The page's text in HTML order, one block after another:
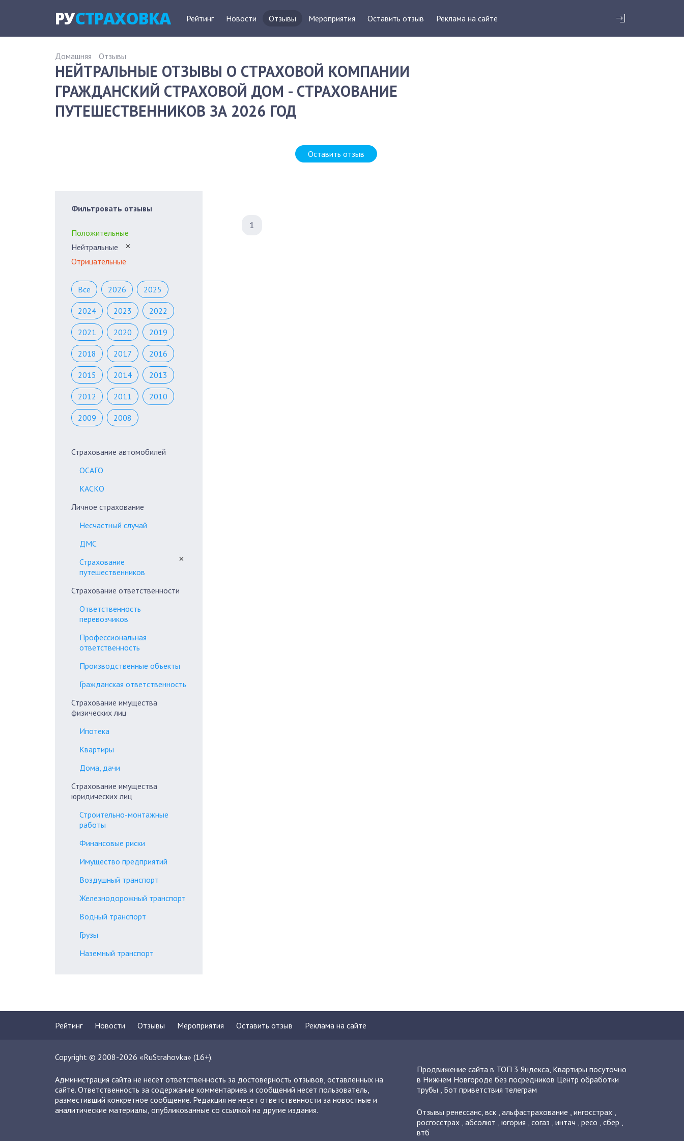
РУСТРАХОВКА Рейтинг Новости Отзывы Мероприятия Оставить отзыв Реклама на сайте
Домашняя Отзывы
НЕЙТРАЛЬНЫЕ ОТЗЫВЫ О СТРАХОВОЙ КОМПАНИИ
ГРАЖДАНСКИЙ СТРАХОВОЙ ДОМ - СТРАХОВАНИЕ
ПУТЕШЕСТВЕННИКОВ ЗА 2026 ГОД
Оставить отзыв
1
Фильтровать отзывы
Положительные
Нейтральные
✕
Отрицательные
Все 2026 2025
2024 2023 2022
2021 2020 2019
2018 2017 2016
2015 2014 2013
2012 2011 2010
2009 2008
Страхование автомобилей
ОСАГО
КАСКО
Личное страхование
Несчастный случай
ДМС
Страхование
путешественников
✕
Страхование ответственности
Ответственность
перевозчиков
Профессиональная
ответственность
Производственные объекты
Гражданская ответственность
Страхование имущества
физических лиц
Ипотека
Квартиры
Дома, дачи
Страхование имущества
юридических лиц
Строительно-монтажные
работы
Финансовые риски
Имущество предприятий
Воздушный транспорт
Железнодорожный транспорт
Водный транспорт
Грузы
Наземный транспорт
Рейтинг Новости Отзывы Мероприятия Оставить отзыв Реклама на сайте
Copyright © 2008-2026 «RuStrahovka» (16+).
Администрация сайта не несет ответственность за достоверность отзывов, оставленных на
сайте. Ответственность за содержание комментариев и сообщений несет пользователь,
разместивший конкретное сообщение. Редакция не несет ответственности за новостные и
аналитические материалы, опубликованные со ссылкой на другие издания.
Продвижение сайта в ТОП 3 Яндекса, Квартиры посуточно
в Нижнем Новгороде без посредников Центр обработки
трубы , Бот приветствия телеграм
Отзывы ренессанс, вск, альфастрахование , ингосстрах,
росгосстрах, абсолют , югория , согаз , интач , ресо , сбер ,
втб